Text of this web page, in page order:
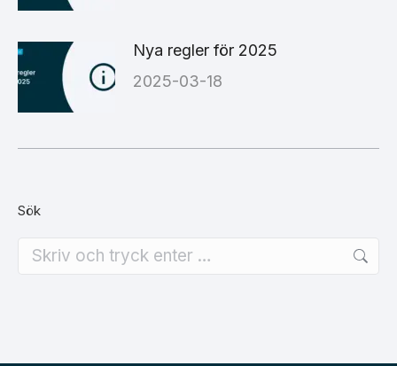
Nya regler för 2025
2025-03-18
Sök